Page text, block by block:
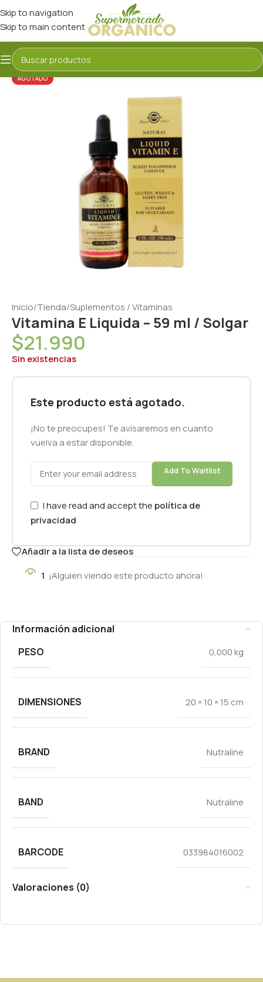
Skip to navigation
Skip to main content
AGOTADO
Inicio/Tienda/Suplementos / Vitaminas
Vitamina E Liquida – 59 ml / Solgar
$21.990
Sin existencias
Este producto está agotado.
¡No te preocupes! Te avisaremos en cuanto
vuelva a estar disponible.
Add To Waitlist
I have read and accept the política de
privacidad
Añadir a la lista de deseos
1 ¡Alguien viendo este producto ahora!
Información adicional
PESO
0,000 kg
DIMENSIONES 20 × 10 × 15 cm
BRAND Nutraline
BAND Nutraline
BARCODE 033984016002
Valoraciones (0)